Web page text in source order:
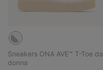
Sneakers ONA AVE™ T-Toe da
donna